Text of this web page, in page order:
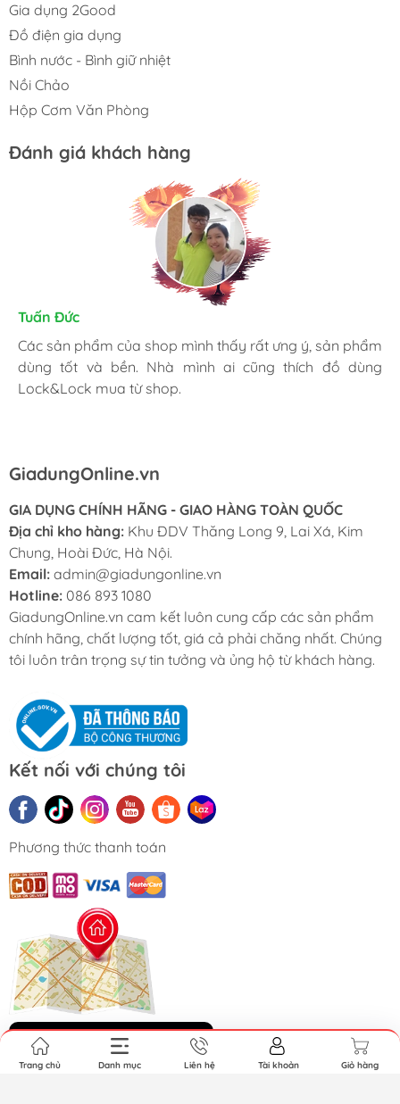
Gia dụng 2Good
Đồ điện gia dụng
Bình nước - Bình giữ nhiệt
Nồi Chảo
Hộp Cơm Văn Phòng
Đánh giá khách hàng
Kim Chung
Mình thấy hài lòng với các sản phẩm đã mua ở
GiadungOnline.vn . Các sản phẩm của shop đều chính
hãng, giá cũng được triết khấu tốt. Nhân viên nhiệt tình,
Tuấn Đức
Các sản phẩm của shop mình thấy rất ưng ý, sản phẩm
dùng tốt và bền. Nhà mình ai cũng thích đồ dùng
Lock&Lock mua từ shop.
Trần Huệ
Mình hay vào website và order mặt hàng mình cần.
Shop nhiệt tình, giao nhanh, giá tốt và đặc biệt sản
phẩm chính hãng làm mình yên tâm nhất.
GiadungOnline.vn
GIA DỤNG CHÍNH HÃNG - GIAO HÀNG TOÀN QUỐC
Địa chỉ kho hàng: Khu ĐDV Thăng Long 9, Lai Xá, Kim
Chung, Hoài Đức, Hà Nội.
Email: admin@giadungonline.vn
Hotline: 086 893 1080
GiadungOnline.vn cam kết luôn cung cấp các sản phẩm
chính hãng, chất lượng tốt, giá cả phải chăng nhất. Chúng
tôi luôn trân trọng sự tin tưởng và ủng hộ từ khách hàng.
Kết nối với chúng tôi
Phương thức thanh toán
Khách đến mua Offline
Trang chủ Danh mục Liên hệ Tài khoản Giỏ hàng